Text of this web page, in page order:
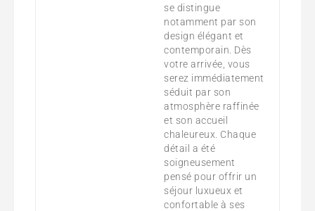
se distingue
notamment par son
design élégant et
contemporain. Dès
votre arrivée, vous
serez immédiatement
séduit par son
atmosphère raffinée
et son accueil
chaleureux. Chaque
détail a été
soigneusement
pensé pour offrir un
séjour luxueux et
confortable à ses